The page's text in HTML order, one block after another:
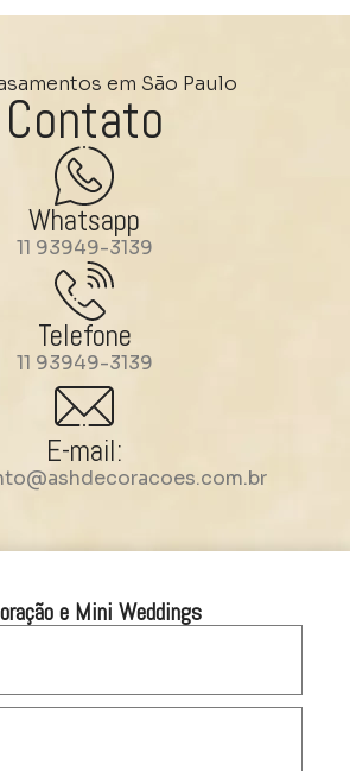
em São Paulo
Contato
Whatsapp
11 93949-3139
Telefone
11 93949-3139
E-mail:
e Mini Weddings